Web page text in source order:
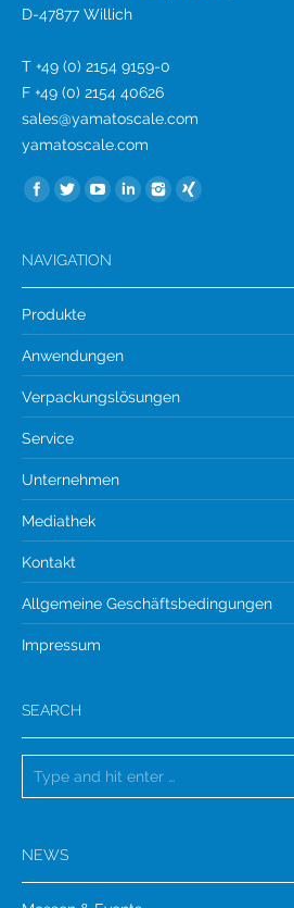
D-47877 Willich
T +49 (0) 2154 9159-0
F +49 (0) 2154 40626
sales@yamatoscale.com
yamatoscale.com
Find us on:
NAVIGATION
Produkte
Anwendungen
Verpackungslösungen
Service
Unternehmen
Mediathek
Kontakt
Allgemeine Geschäftsbedingungen
Impressum
SEARCH
NEWS